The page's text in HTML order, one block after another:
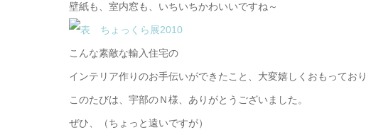
壁紙も、室内窓も、いちいちかわいいですね～
こんな素敵な輸入住宅の
インテリア作りのお手伝いができたこと、大変嬉しくおもっており
このたびは、宇部のＮ様、ありがとうございました。
ぜひ、（ちょっと遠いですが）